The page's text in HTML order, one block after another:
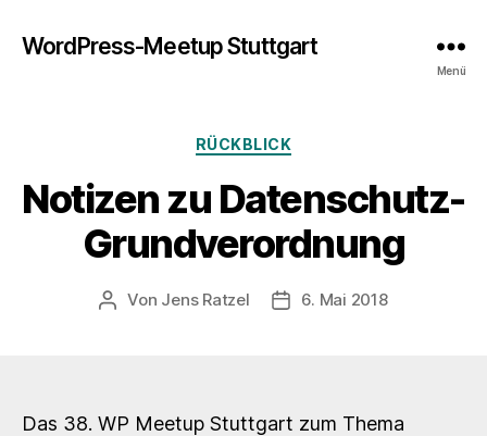
WordPress-Meetup Stuttgart
Menü
Kategorien
RÜCKBLICK
Notizen zu Datenschutz-
Grundverordnung
Beitragsautor
Von Jens Ratzel Veröffentlichungsdatum
6. Mai 2018
Das 38. WP Meetup Stuttgart zum Thema